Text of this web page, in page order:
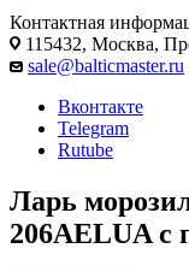
Контактная
115432, Москва,
sale@balticmaster.ru
Вконтакте
Telegram
Rutube
Ларь
206AELUA с